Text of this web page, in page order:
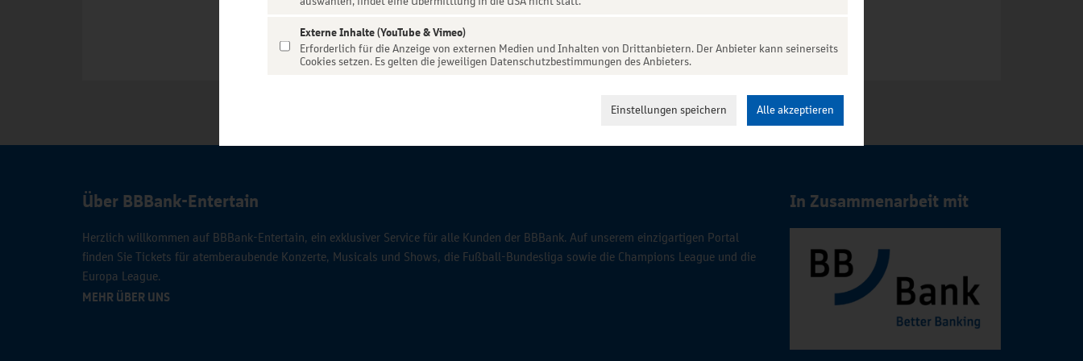
Über BBBank-Entertain
Herzlich willkommen auf BBBank-Entertain, ein exklusiver Service für alle Kunden der BBBank. Auf unserem einzigartigen Portal
finden Sie Tickets für atemberaubende Konzerte, Musicals und Shows, die Fußball-Bundesliga sowie die Champions League und die
Europa League.
MEHR ÜBER UNS
In Zusammenarbeit mit
Externe Inhalte (YouTube & Vimeo)
Erforderlich für die Anzeige von externen Medien und Inhalten von Drittanbietern. Der Anbieter kann seinerseits
Cookies setzen. Es gelten die jeweiligen Datenschutzbestimmungen des Anbieters.
Einstellungen speichern Alle akzeptieren